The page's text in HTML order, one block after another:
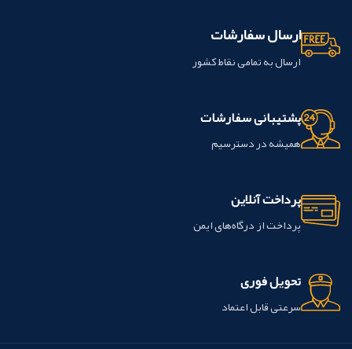
ارسال سفارشات
ارسال به تمامی نقاط کشور
پشتیبانی سفارشات
همیشه در دسترسیم
پرداخت آنلاین
پرداخت از درگاه‌های ایمن
تحویل فوری
سرعتی قابل اعتماد